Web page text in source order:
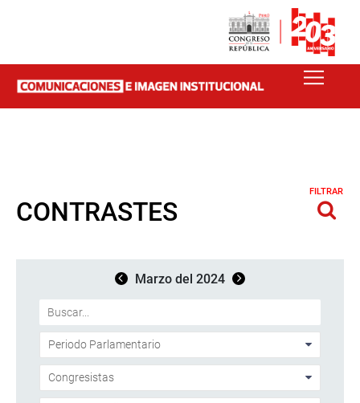
CONTRASTES
FILTRAR
Marzo del 2024